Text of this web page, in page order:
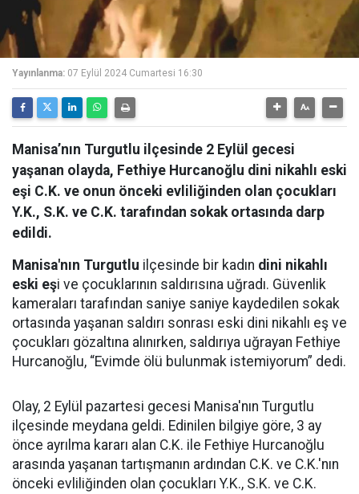
Yayınlanma: 07 Eylül 2024 Cumartesi 16:30
Manisa’nın Turgutlu ilçesinde 2 Eylül gecesi
yaşanan olayda, Fethiye Hurcanoğlu dini nikahlı eski
eşi C.K. ve onun önceki evliliğinden olan çocukları
Y.K., S.K. ve C.K. tarafından sokak ortasında darp
edildi.
Manisa'nın Turgutlu ilçesinde bir kadın dini nikahlı
eski eşi ve çocuklarının saldırısına uğradı. Güvenlik
kameraları tarafından saniye saniye kaydedilen sokak
ortasında yaşanan saldırı sonrası eski dini nikahlı eş ve
çocukları gözaltına alınırken, saldırıya uğrayan Fethiye
Hurcanoğlu, “Evimde ölü bulunmak istemiyorum” dedi.
Olay, 2 Eylül pazartesi gecesi Manisa'nın Turgutlu
ilçesinde meydana geldi. Edinilen bilgiye göre, 3 ay
önce ayrılma kararı alan C.K. ile Fethiye Hurcanoğlu
arasında yaşanan tartışmanın ardından C.K. ve C.K.'nın
önceki evliliğinden olan çocukları Y.K., S.K. ve C.K.